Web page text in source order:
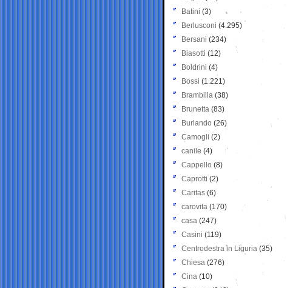
Batini (3)
Berlusconi (4.295)
Bersani (234)
Biasotti (12)
Boldrini (4)
Bossi (1.221)
Brambilla (38)
Brunetta (83)
Burlando (26)
Camogli (2)
canile (4)
Cappello (8)
Caprotti (2)
Caritas (6)
carovita (170)
casa (247)
Casini (119)
Centrodestra in Liguria (35)
Chiesa (276)
Cina (10)